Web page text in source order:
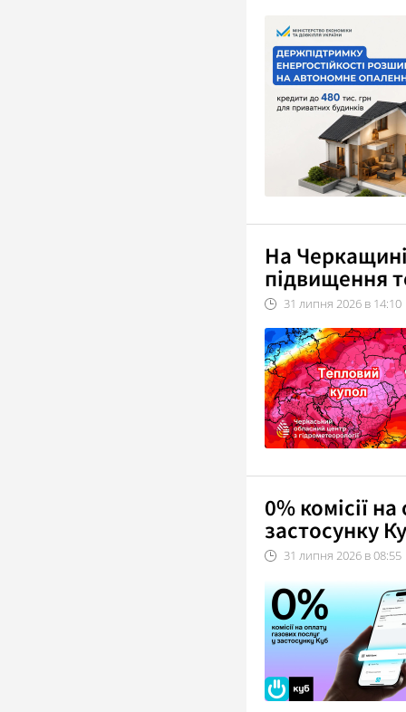
На
підвищення
31 липня 2026 в 14:10
0% комісії
застосунку
31 липня 2026 в08:55